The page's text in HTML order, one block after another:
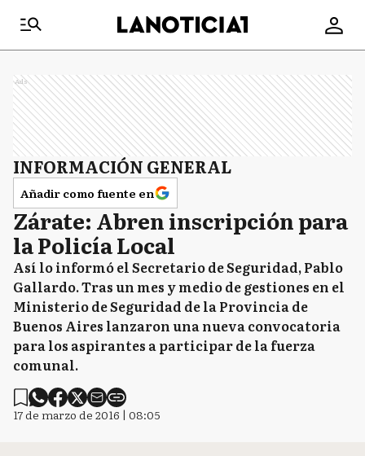
Ads
INFORMACIÓN GENERAL
Añadir como fuente en
Zárate: Abren inscripción para
la Policía Local
Así lo informó el Secretario de Seguridad, Pablo
Gallardo. Tras un mes y medio de gestiones en el
Ministerio de Seguridad de la Provincia de
Buenos Aires lanzaron una nueva convocatoria
para los aspirantes a participar de la fuerza
comunal.
17 de marzo de 2016 | 08:05